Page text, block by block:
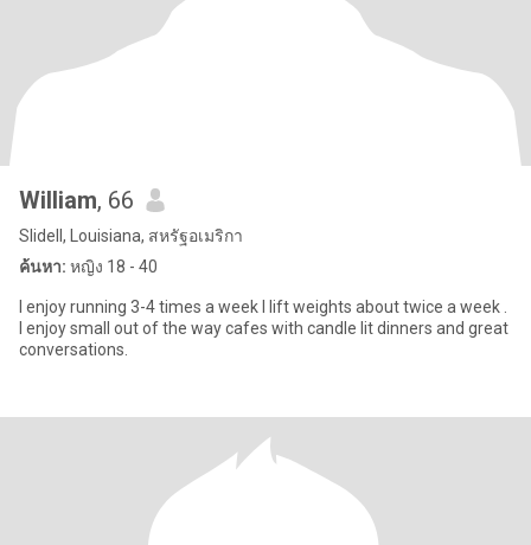
William, 66
Slidell, Louisiana, สหรัฐอเมริกา
ค้นหา: หญิง 18 - 40
I enjoy running 3-4 times a week I lift weights about twice a week .
I enjoy small out of the way cafes with candle lit dinners and great
conversations.